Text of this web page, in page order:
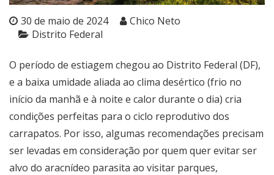
30 de maio de 2024
Chico Neto
Distrito Federal
O período de estiagem chegou ao Distrito Federal (DF),
e a baixa umidade aliada ao clima desértico (frio no
início da manhã e à noite e calor durante o dia) cria
condições perfeitas para o ciclo reprodutivo dos
carrapatos. Por isso, algumas recomendações precisam
ser levadas em consideração por quem quer evitar ser
alvo do aracnídeo parasita ao visitar parques,